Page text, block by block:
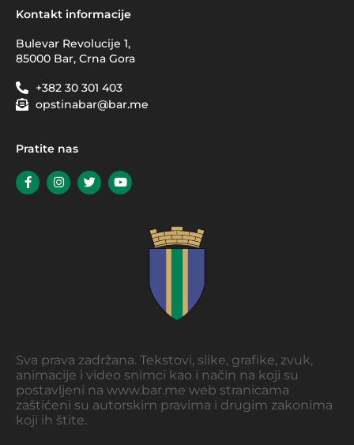
Kontakt informacije
Bulevar Revolucije 1,
85000 Bar, Crna Gora
+382 30 301 403
opstinabar@bar.me
Pratite nas
Sva prava zadržana. Tekstovi, slike, grafike, zvuk,
animacije i video snimci kao i način na koji su
postavljeni na www.bar.me web stranicama
zaštićeni su autorskim pravima i drugim zakonima
koji ih štite.